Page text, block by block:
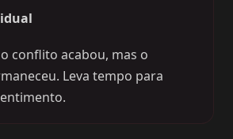
conflito acabou, mas o
Leva tempo para